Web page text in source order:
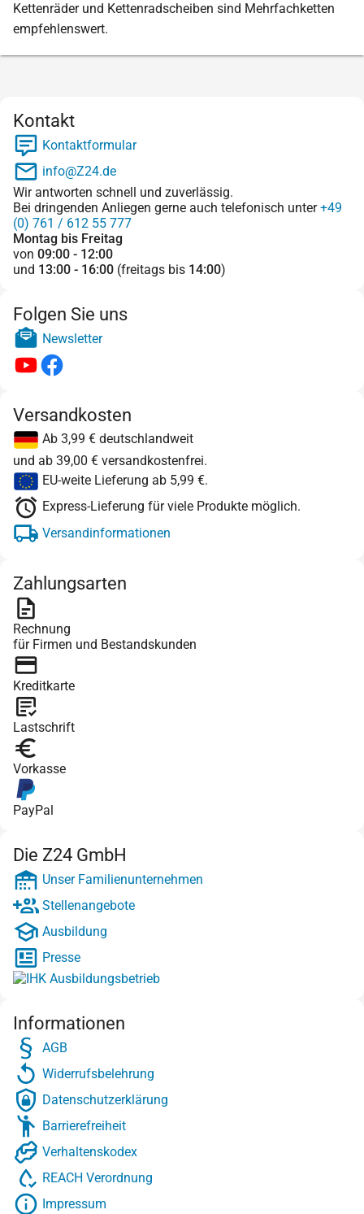
Kettenräder und Kettenradscheiben sind Mehrfachketten
empfehlenswert.
Kontakt
Kontaktformular
info@Z24.de
Wir antworten schnell und zuverlässig.
Bei dringenden Anliegen gerne auch telefonisch unter+49
(0) 761 / 612 55 777
Montag bis Freitag
von 09:00 - 12:00
und 13:00 - 16:00 (freitags bis 14:00)
Folgen Sie uns
Newsletter
Versandkosten
Ab 3,99 € deutschlandweit
und ab 39,00 € versandkostenfrei.
EU-weite Lieferung ab 5,99 €.
Express-Lieferung für viele Produkte möglich.
Versandinformationen
Zahlungsarten
Rechnung
für Firmen und Bestandskunden
Kreditkarte
Lastschrift
Vorkasse
PayPal
Die Z24 GmbH
Unser Familienunternehmen
Stellenangebote
Ausbildung
Presse
Informationen
AGB
Widerrufsbelehrung
Datenschutzerklärung
Barrierefreiheit
Verhaltenskodex
REACH Verordnung
Impressum